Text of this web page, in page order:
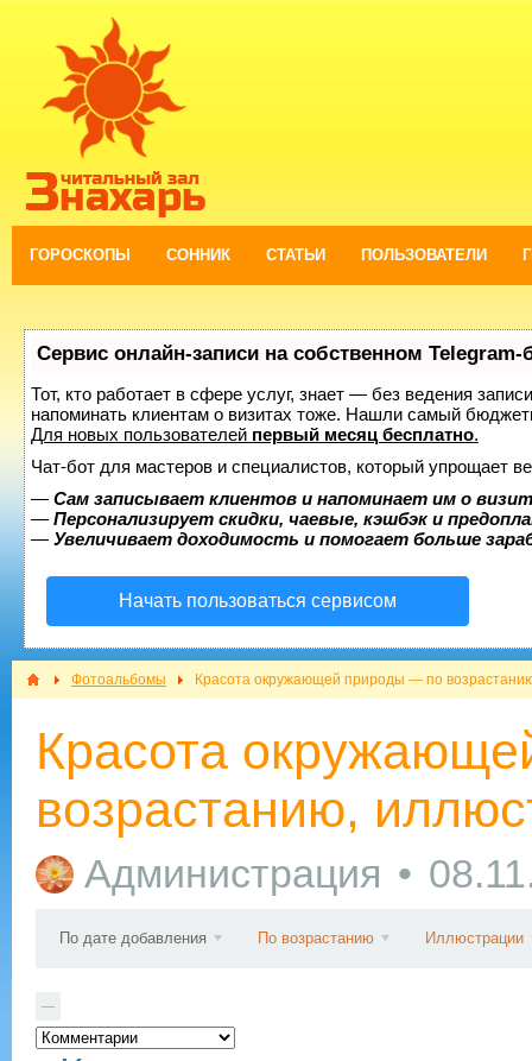
ГОРОСКОПЫ СОННИК СТАТЬИ ПОЛЬЗОВАТЕЛИ
Сервис онлайн-записи на собственном Telegram-
Тот, кто работает в сфере услуг, знает — без ведения
напоминать клиентам о визитах тоже. Нашли самый
Для новых пользователей первый месяц бесплатно.
Чат-бот для мастеров и специалистов, который упрощает
— Сам записывает клиентов и напоминает им о
— Персонализирует скидки, чаевые, кэшбэк и
— Увеличивает доходимость и помогает больше
Начать пользоваться сервисом
Фотоальбомы Красота окружающей природы — по
Красота
возрастанию,
Администрация
По дате добавления По возрастанию Иллюстрации
—